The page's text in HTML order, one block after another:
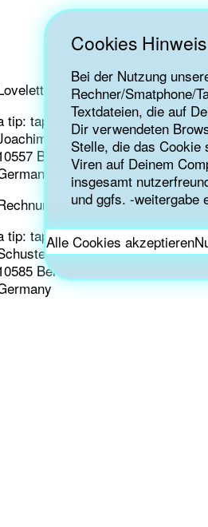
Cookies Hinweis
Bei der Nutzung
Rechner/Smatphone/
Textdateien, die auf
Dir verwendeten
Stelle, die das Cookie
Viren auf Deinem
insgesamt
und ggfs. -weitergabe
Alle Cookies
and Chocolate are very
tip: tap e.V.
Karnatz-Allee 7
Berlin
und langweilige Post
tip: tap e.V.
29
Berlin